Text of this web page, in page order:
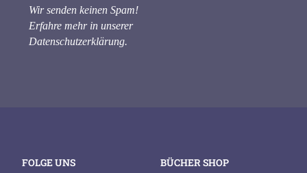
Wir senden keinen Spam!
Erfahre mehr in unserer
Datenschutzerklärung.
FOLGE UNS BÜCHER SHOP